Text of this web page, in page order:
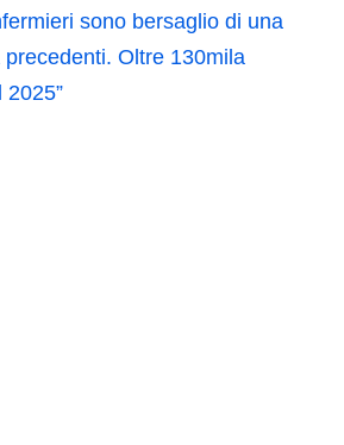
sono bersaglio di una
Oltre 130mila